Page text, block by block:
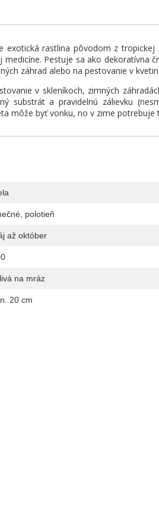
exotická rastlina pôvodom z
Pestuje sa ako dekoratívna
záhrad alebo na pestovanie v
v skleníkoch, zimných
substrát a pravidelnú zálievku
môže byť vonku, no v zime potrebuje
polotieň
až október
na mráz
20 cm